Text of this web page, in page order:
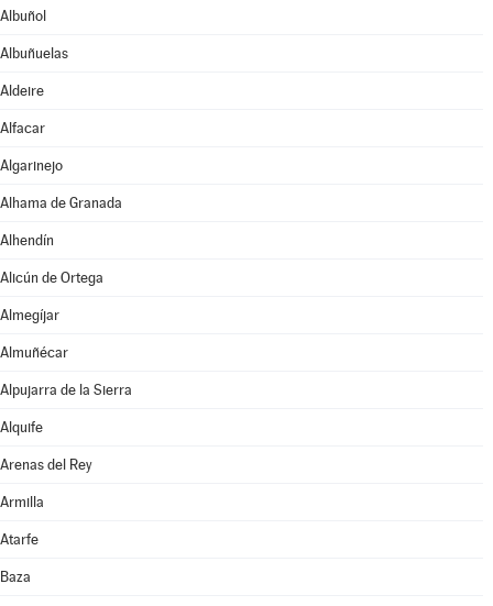
Albuñol
Albuñuelas
Aldeire
Alfacar
Algarinejo
Alhama de Granada
Alhendín
Alicún de Ortega
Almegíjar
Almuñécar
Alpujarra de la Sierra
Alquife
Arenas del Rey
Armilla
Atarfe
Baza